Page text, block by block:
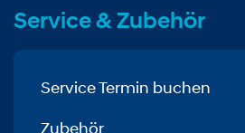
Service & Zubehör
Service Termin buchen
Zubehör